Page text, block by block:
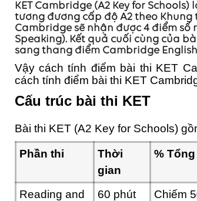
KET Cambridge (A2 Key for
tương đương cấp độ A2 theo Khung
Cambridge sẽ nhận được 4 điểm số
Speaking). Kết quả cuối cùng của
sang thang điểm Cambridge
Vậy cách tính điểm bài thi KET
cách tính điểm bài thi KET
Cấu trúc bài thi KET
Bài thi KET (A2 Key for Schools)
Phần thi
Thời
gian
%
Reading and
60 phút
Chiếm